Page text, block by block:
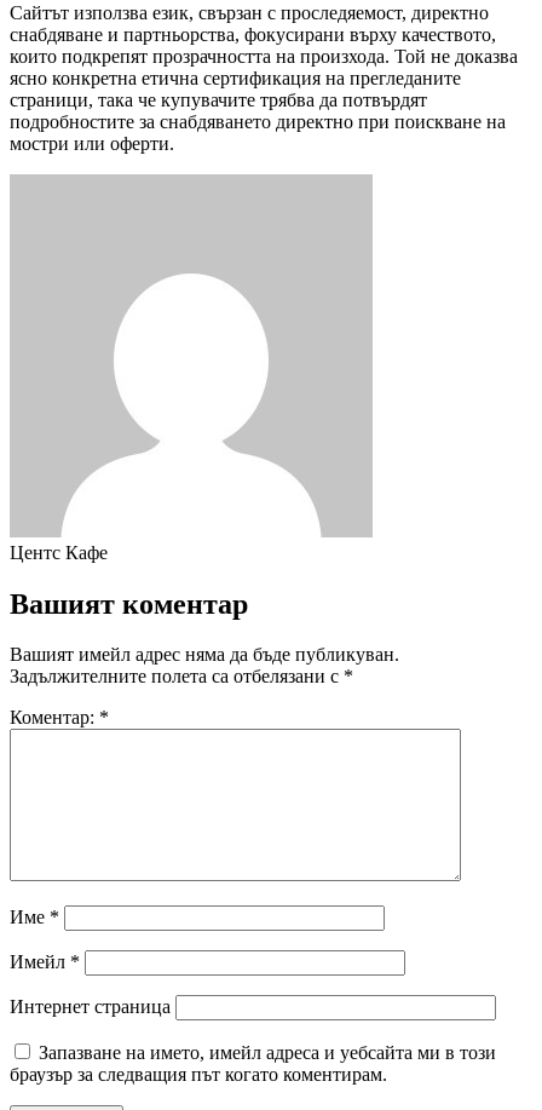
Сайтът използва език, свързан с проследяемост, директно
снабдяване и партньорства, фокусирани върху качеството,
които подкрепят прозрачността на произхода. Той не доказва
ясно конкретна етична сертификация на прегледаните
страници, така че купувачите трябва да потвърдят
подробностите за снабдяването директно при поискване на
мостри или оферти.
Центс Кафе
Вашият коментар
Вашият имейл адрес няма да бъде публикуван.
Задължителните полета са отбелязани с *
Коментар: *
Име *
Имейл *
Интернет страница
Запазване на името, имейл адреса и уебсайта ми в този
браузър за следващия път когато коментирам.